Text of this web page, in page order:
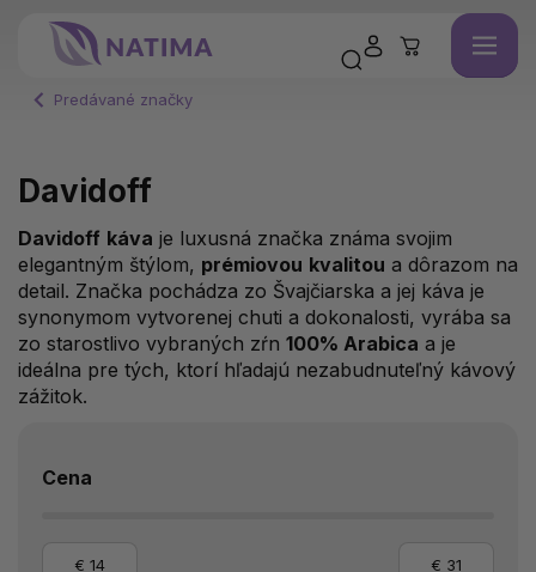
Predávané značky
Davidoff
Davidoff káva je luxusná značka známa svojim
elegantným štýlom, prémiovou kvalitou a dôrazom na
detail. Značka pochádza zo Švajčiarska a jej káva je
synonymom vytvorenej chuti a dokonalosti, vyrába sa
zo starostlivo vybraných zŕn 100% Arabica a je
ideálna pre tých, ktorí hľadajú nezabudnuteľný kávový
zážitok.
Cena
€ 14 € 31